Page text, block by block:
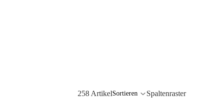
258 ArtikelSortieren Spaltenraster